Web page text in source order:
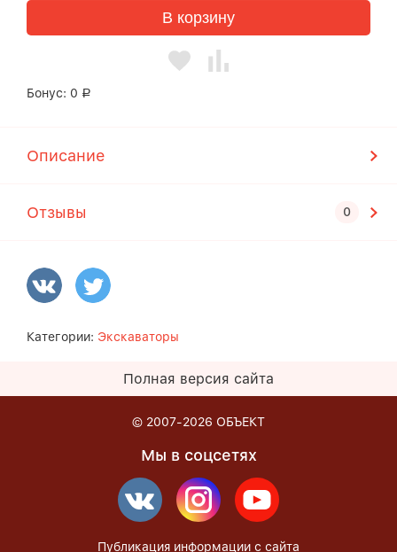
В корзину
Бонус: 0 Р
Описание
Отзывы
Категории: Экскаваторы
Полная версия сайта
© 2007-2026 ОБЪЕКТ
Мы в соцсетях
Публикация информации с сайта